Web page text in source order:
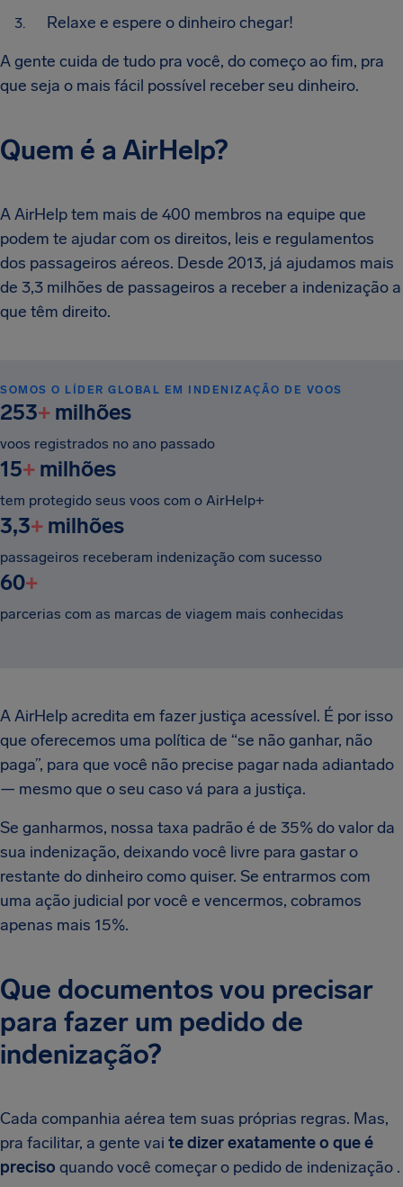
Relaxe e espere o dinheiro chegar!
A gente cuida de tudo pra você, do começo ao fim, pra
que seja o mais fácil possível receber seu dinheiro.
Quem é a AirHelp?
A AirHelp tem mais de 400 membros na equipe que
podem te ajudar com os direitos, leis e regulamentos
dos passageiros aéreos. Desde 2013, já ajudamos mais
de 3,3 milhões de passageiros a receber a indenização a
que têm direito.
SOMOS O LÍDER GLOBAL EM INDENIZAÇÃO DE VOOS
253+ milhões
voos registrados no ano passado
15+ milhões
tem protegido seus voos com o AirHelp+
3,3+ milhões
passageiros receberam indenização com sucesso
60+
parcerias com as marcas de viagem mais conhecidas
A AirHelp acredita em fazer justiça acessível. É por isso
que oferecemos uma política de “se não ganhar, não
paga”, para que você não precise pagar nada adiantado
— mesmo que o seu caso vá para a justiça.
Se ganharmos, nossa taxa padrão é de 35% do valor da
sua indenização, deixando você livre para gastar o
restante do dinheiro como quiser. Se entrarmos com
uma ação judicial por você e vencermos, cobramos
apenas mais 15%.
Que documentos vou precisar
para fazer um pedido de
indenização?
Cada companhia aérea tem suas próprias regras. Mas,
pra facilitar, a gente vai te dizer exatamente o que é
preciso quando você começar o pedido de indenização .